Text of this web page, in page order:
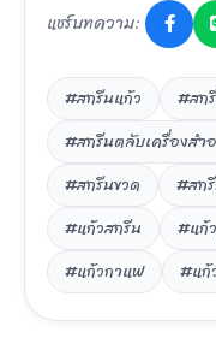
แชร์บทความ:
#สกรีนแก้ว #สก
#สกรีนตลับเครื่องสำ
#สกรีนขวด
#สก
#แก้วสกรีน
#แก้
#แก้วกาแฟ
#แก้